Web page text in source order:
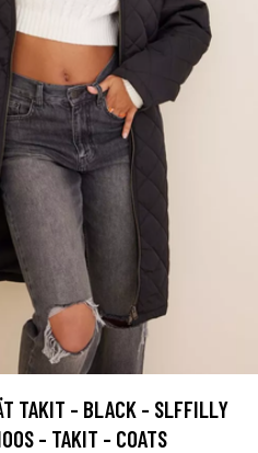
TAKIT - BLACK - SLFFILLY
- TAKIT - COATS